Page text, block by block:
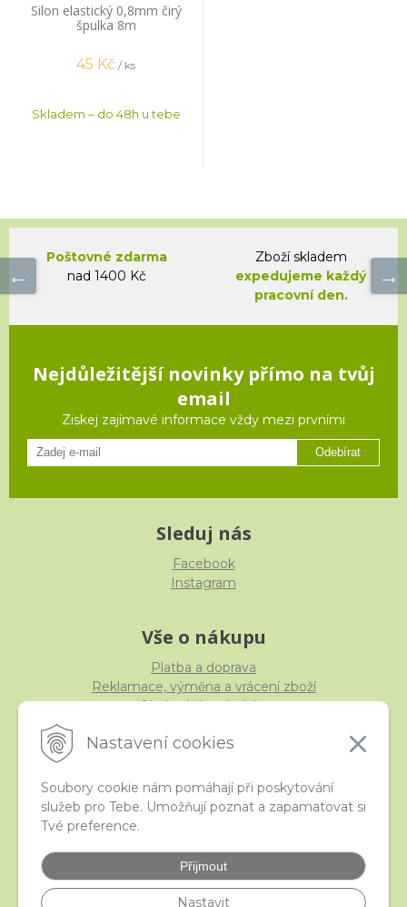
Nastavení cookies
Soubory cookie nám pomáhají při poskytování
služeb pro Tebe. Umožňují poznat a zapamatovat si
Tvé preference.
Přijmout
Nastavit
Silon elastický 0,8mm čirý
špulka 8m
45 Kč / ks
Skladem – do 48h u tebe
Poštovné zdarma
nad 1400 Kč
Zboží skladem
expedujeme každý
pracovní den.
Nejdůležitější novinky přímo na tvůj
email
Ziskej zajímavé informace vždy mezi prvními
Odebírat
Sleduj nás
Facebook
Instagram
Vše o nákupu
Platba a doprava
Reklamace, výměna a vrácení zboží
Obchodní podmínky
iStraka
Velkoobchod
Nejčastější otázky
České puncovní značky